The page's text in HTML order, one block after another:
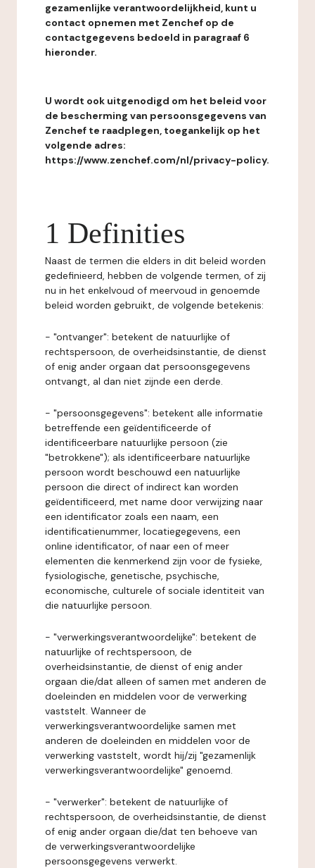
gezamenlijke verantwoordelijkheid, kunt u
contact opnemen met Zenchef op de
contactgegevens bedoeld in paragraaf 6
hieronder.
U wordt ook uitgenodigd om het beleid voor
de bescherming van persoonsgegevens van
Zenchef te raadplegen, toegankelijk op het
volgende adres:
https://www.zenchef.com/nl/privacy-policy.
1 Definities
Naast de termen die elders in dit beleid worden
gedefinieerd, hebben de volgende termen, of zij
nu in het enkelvoud of meervoud in genoemde
beleid worden gebruikt, de volgende betekenis:
- "ontvanger": betekent de natuurlijke of
rechtspersoon, de overheidsinstantie, de dienst
of enig ander orgaan dat persoonsgegevens
ontvangt, al dan niet zijnde een derde.
- "persoonsgegevens": betekent alle informatie
betreffende een geïdentificeerde of
identificeerbare natuurlijke persoon (zie
"betrokkene"); als identificeerbare natuurlijke
persoon wordt beschouwd een natuurlijke
persoon die direct of indirect kan worden
geïdentificeerd, met name door verwijzing naar
een identificator zoals een naam, een
identificatienummer, locatiegegevens, een
online identificator, of naar een of meer
elementen die kenmerkend zijn voor de fysieke,
fysiologische, genetische, psychische,
economische, culturele of sociale identiteit van
die natuurlijke persoon.
- "verwerkingsverantwoordelijke": betekent de
natuurlijke of rechtspersoon, de
overheidsinstantie, de dienst of enig ander
orgaan die/dat alleen of samen met anderen de
doeleinden en middelen voor de verwerking
vaststelt. Wanneer de
verwerkingsverantwoordelijke samen met
anderen de doeleinden en middelen voor de
verwerking vaststelt, wordt hij/zij "gezamenlijk
verwerkingsverantwoordelijke" genoemd.
- "verwerker": betekent de natuurlijke of
rechtspersoon, de overheidsinstantie, de dienst
of enig ander orgaan die/dat ten behoeve van
de verwerkingsverantwoordelijke
persoonsgegevens verwerkt.